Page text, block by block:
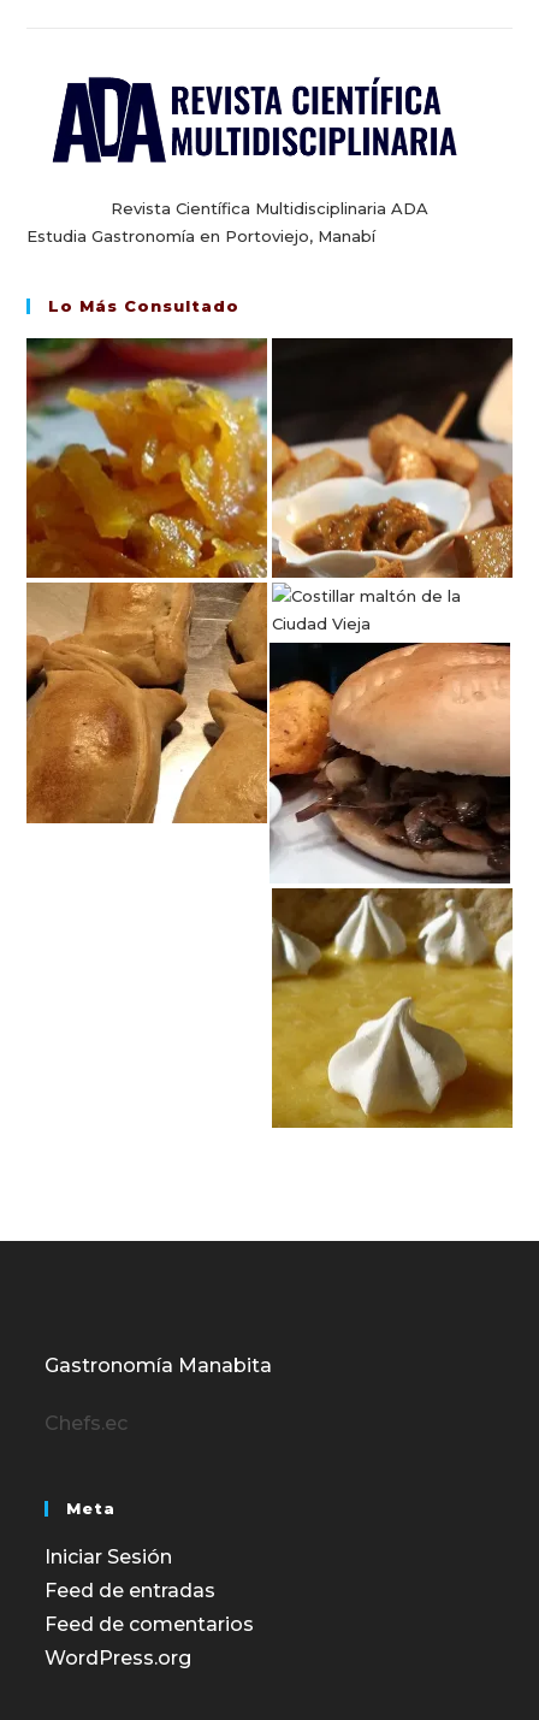
Revista Científica Multidisciplinaria ADA
Estudia Gastronomía en Portoviejo, Manabí
Lo Más Consultado
Gastronomía Manabita
Chefs.ec
Meta
Iniciar Sesión
Feed de entradas
Feed de comentarios
WordPress.org